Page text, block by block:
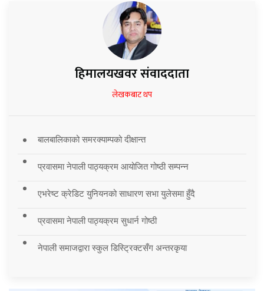
हिमालयखवर संवाददाता
लेखकबाट थप
बालबालिकाको समरक्याम्पको दीक्षान्त
प्रवासमा नेपाली पाठ्यक्रम आयोजित गोष्ठी सम्पन्न
एभरेष्ट क्रेडिट युनियनको साधारण सभा युलेसमा हुँदै
प्रवासमा नेपाली पाठ्यक्रम सुधार्न गोष्ठी
नेपाली समाजद्वारा स्कुल डिस्ट्रिक्टसँग अन्तरकृया